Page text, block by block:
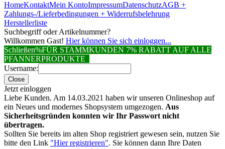
HomeKontaktMein KontoImpressumDatenschutzAGB +
Zahlungs-/Lieferbedingungen + Widerrufsbelehrung
Herstellerliste
Suchbegriff oder Artikelnummer?
Willkommen Gast! Hier können Sie sich einloggen...
Schließen%FÜR STAMMKUNDEN 7% RABATT AUF ALLE
PFANNERPRODUKTE
Username:
Close
Jetzt einloggen
Liebe Kunden. Am 14.03.2021 haben wir unseren Onlineshop auf
ein Neues und modernes Shopsystem umgezogen. Aus
Sicherheitsgründen konnten wir Ihr Passwort nicht
übertragen.
Sollten Sie bereits im alten Shop registriert gewesen sein, nutzen Sie
bitte den Link "Hier registrieren". Sie können dann Ihre Daten